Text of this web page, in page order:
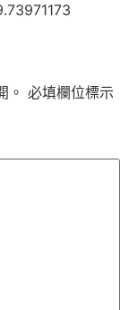
。 必填欄位標示